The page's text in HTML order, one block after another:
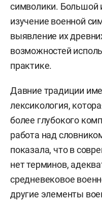
символики. Большой
изучение военной
выявление их
возможностей
практике.
Давние традиции
лексикология,
более глубокого
работа над
показала, что в
нет терминов,
средневековое
другие элементы